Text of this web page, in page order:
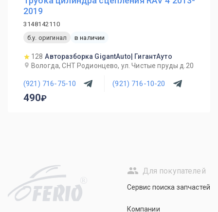
2019
3148142110
б.у. оригинал
в наличии
128 Авторазборка GigantAuto| ГигантАуто
Вологда, СНТ Родионцево, ул. Чистые пруды д.20
(921) 716-75-10 (921) 716-10-20
490
R
Для покупателей
Сервис поиска запчастей
Компании